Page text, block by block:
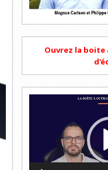
Ouvrez la